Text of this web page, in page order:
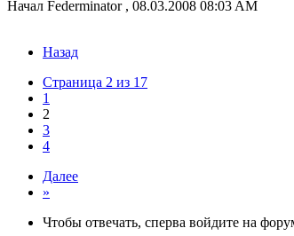
Начал Federminator , 08.03.2008 08:03 AM
Назад
Страница 2 из 17
1
2
3
4
Далее
»
Чтобы отвечать, сперва войдите на